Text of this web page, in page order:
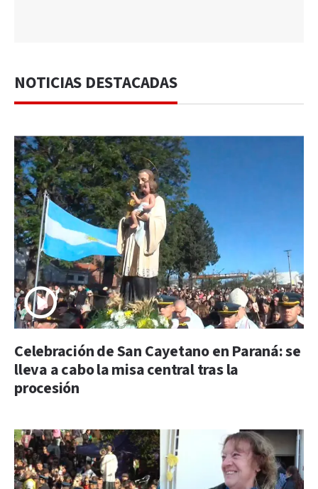
NOTICIAS DESTACADAS
Celebración de San Cayetano en Paraná: se
lleva a cabo la misa central tras la
procesión